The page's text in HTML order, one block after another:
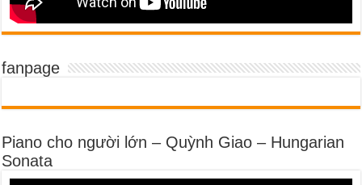
fanpage
Piano cho người lớn – Quỳnh Giao – Hungarian
Sonata